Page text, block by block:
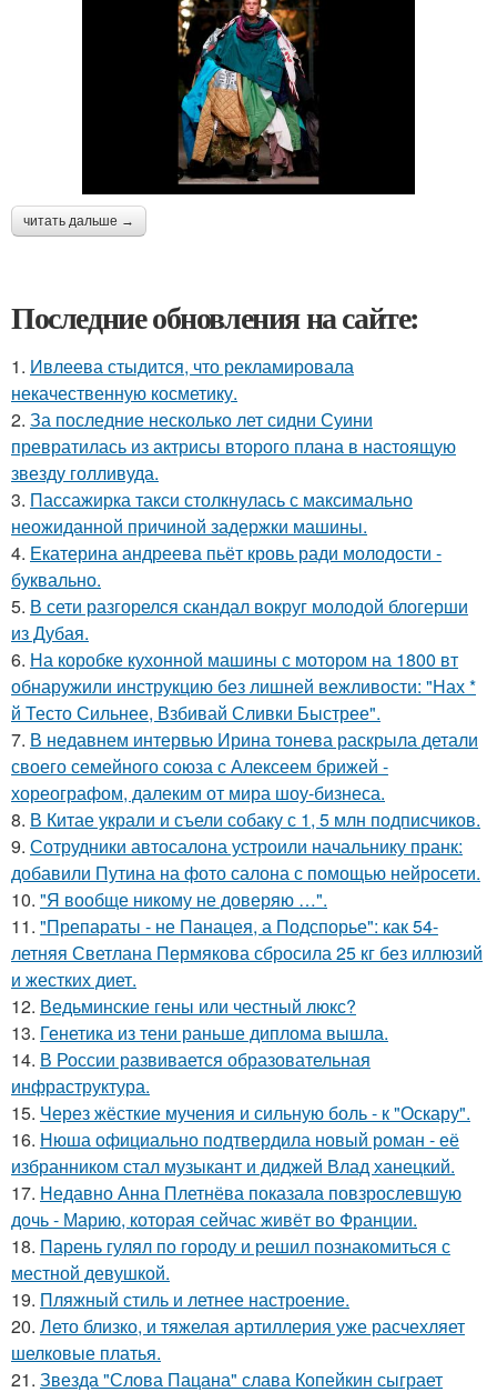
читать дальше →
Последние обновления на сайте:
1. Ивлеева стыдится, что рекламировала
некачественную косметику.
2. За последние несколько лет сидни Суини
превратилась из актрисы второго плана в настоящую
звезду голливуда.
3. Пассажирка такси столкнулась с максимально
неожиданной причиной задержки машины.
4. Екатерина андреева пьёт кровь ради молодости -
буквально.
5. В сети разгорелся скандал вокруг молодой блогерши
из Дубая.
6. На коробке кухонной машины с мотором на 1800 вт
обнаружили инструкцию без лишней вежливости: "Нах *
й Тесто Сильнее, Взбивай Сливки Быстрее".
7. В недавнем интервью Ирина тонева раскрыла детали
своего семейного союза с Алексеем брижей -
хореографом, далеким от мира шоу-бизнеса.
8. В Китае украли и съели собаку с 1, 5 млн подписчиков.
9. Сотрудники автосалона устроили начальнику пранк:
добавили Путина на фото салона с помощью нейросети.
10. "Я вообще никому не доверяю …".
11. "Препараты - не Панацея, а Подспорье": как 54-
летняя Светлана Пермякова сбросила 25 кг без иллюзий
и жестких диет.
12. Ведьминские гены или честный люкс?
13. Генетика из тени раньше диплома вышла.
14. В России развивается образовательная
инфраструктура.
15. Через жёсткие мучения и сильную боль - к "Оскару".
16. Нюша официально подтвердила новый роман - её
избранником стал музыкант и диджей Влад ханецкий.
17. Недавно Анна Плетнёва показала повзрослевшую
дочь - Марию, которая сейчас живёт во Франции.
18. Парень гулял по городу и решил познакомиться с
местной девушкой.
19. Пляжный стиль и летнее настроение.
20. Лето близко, и тяжелая артиллерия уже расчехляет
шелковые платья.
21. Звезда "Слова Пацана" слава Копейкин сыграет